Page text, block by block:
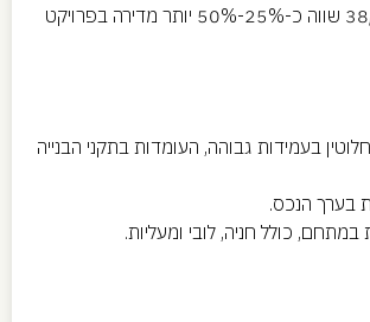
בפרויקט תמ"א 38/2 שווה כ-25%-50% יותר מדירה בפרויקט
בעמידות גבוהה, העומדות בתקני הבנייה